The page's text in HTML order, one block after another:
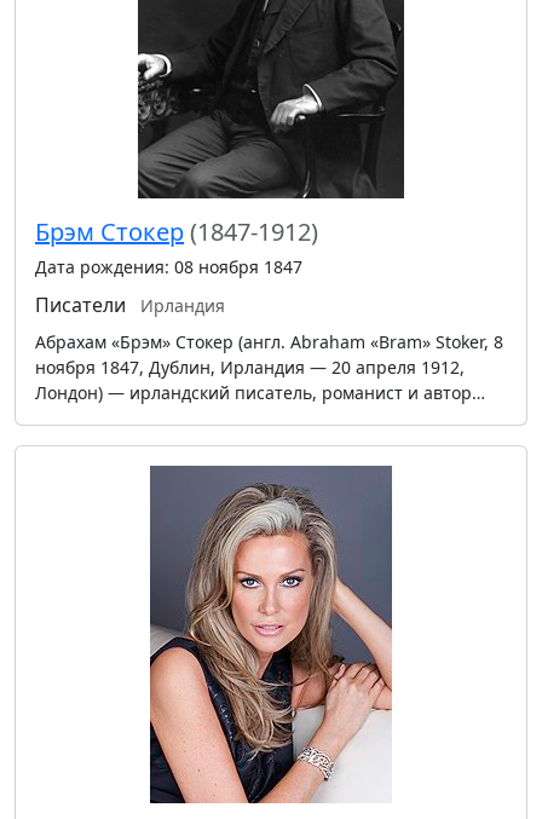
Брэм Стокер(1847-1912)
Дата рождения: 08 ноября 1847
Писатели
Ирландия
Абрахам «Брэм» Стокер (англ. Abraham «Bram» Stoker, 8
ноября 1847, Дублин, Ирландия — 20 апреля 1912,
Лондон) — ирландский писатель, романист и автор…